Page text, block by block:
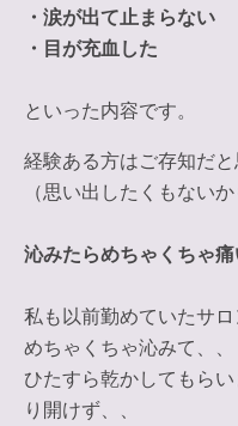
・涙が出て止まらない
・目が充血した
といった内容です。
経験ある方はご存知だと
（思い出したくもない
沁みたらめちゃくちゃ痛
私も以前勤めていたサ
めちゃくちゃ沁みて、、
ひたすら乾かしてもら
り開けず、、